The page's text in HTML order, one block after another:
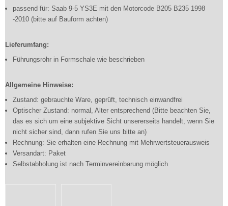
passend für: Saab 9-5 YS3E mit den Motorcode B205 B235 1998
-2010 (bitte auf Bauform achten)
Lieferumfang:
Führungsrohr in Formschale wie beschrieben
Allgemeine Hinweise:
Zustand: gebrauchte Ware, geprüft, technisch einwandfrei
Optischer Zustand: normal, Alter entsprechend (Bitte beachten Sie,
das es sich um eine subjektive Sicht unsererseits handelt, wenn Sie
nicht sicher sind, dann rufen Sie uns bitte an)
Rechnung: Sie erhalten eine Rechnung mit Mehrwertsteuerausweis
Versandart: Paket
Selbstabholung ist nach Terminvereinbarung möglich